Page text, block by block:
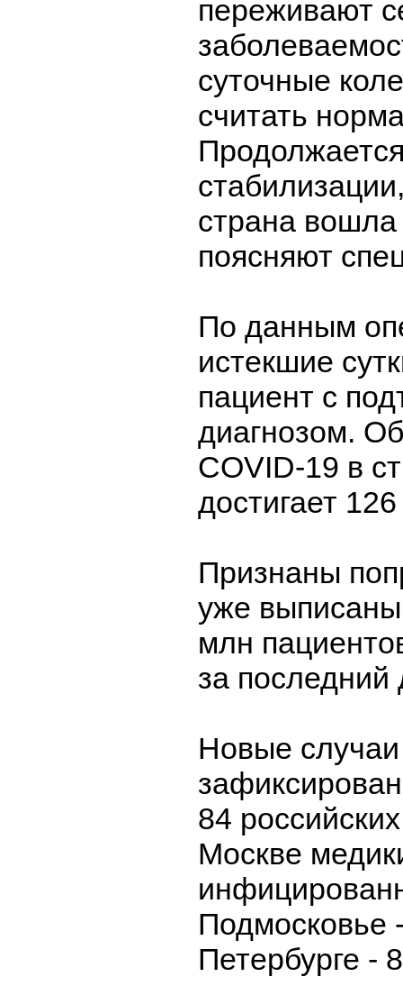
переживают
суточные
считать
страна
поясняют
По данным
истекшие
пациент с
диагнозом.
COVID-19 в
достигает
Признаны
уже
млн
за последний
Новые
84
Москве
Подмосковье
Петербурге -